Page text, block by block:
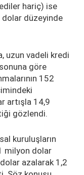
hariç) ise
düzeyinde
uzun vadeli kredi
göre
152
artışla 14,9
gözlendi.
kuruluşların
milyon dolar
azalarak 1,2